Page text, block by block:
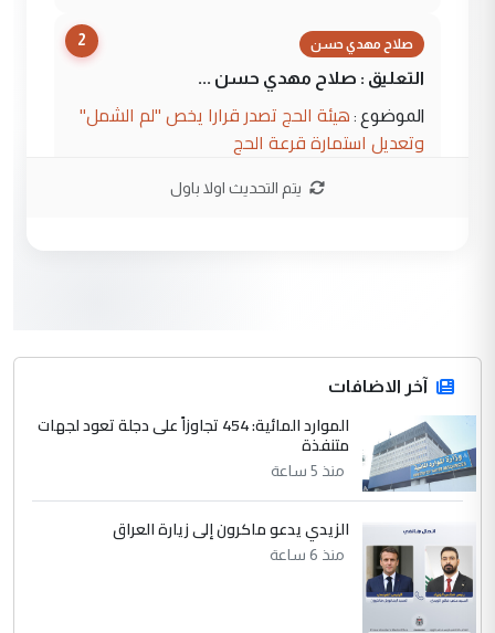
2 صلاح مهدي حسن
التعليق : صلاح مهدي حسن ...
الموضوع : هيئة الحج تصدر قرارا يخص "لم الشمل"
وتعديل استمارة قرعة الحج
المشترك لا تستهدف أية دولة ومفتوحة لانضمام
الدول الشقيقة
4 يوسف غزوان عصمت
التعليق : بكالوريوس فيزياء طبية متزوج و
زوجتي أيضا بكالوريوس سكني بغداد أرغب في
إكمال دراستي داخل ...
الموضوع :
السعودية توافق على الاستمرار في
جامعاتها سنويا
يتم التحديث اولا باول
آخر الاضافات
الموارد المائية: 454 تجاوزاً على دجلة تعود لجهات
متنفذة
منذ 5 ساعة
الزيدي يدعو ماكرون إلى زيارة العراق
منذ 6 ساعة